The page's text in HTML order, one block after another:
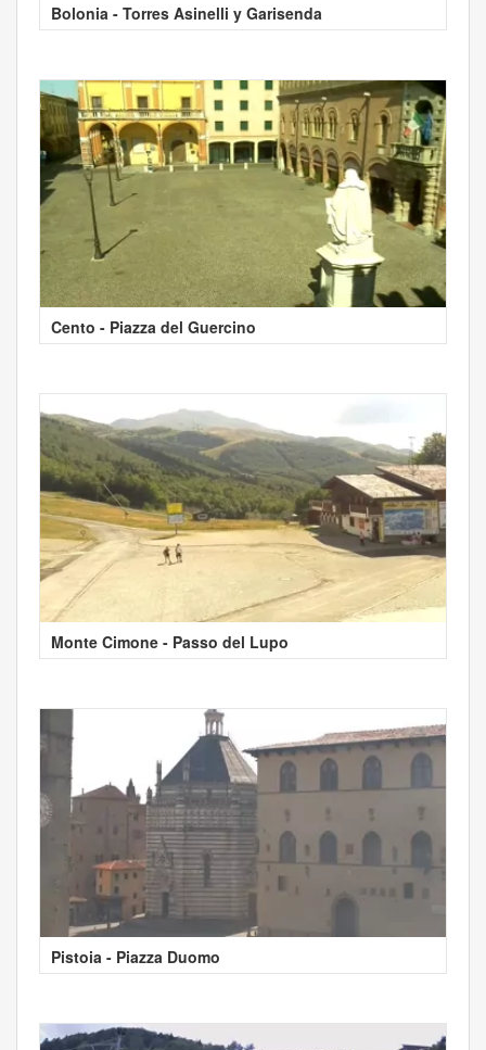
Bolonia - Torres Asinelli y Garisenda
Cento - Piazza del Guercino
Monte Cimone - Passo del Lupo
Pistoia - Piazza Duomo